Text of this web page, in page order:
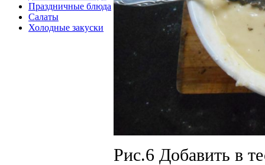
Праздничные блюда
Салаты
Холодные закуски
Рис.6 Добавить в